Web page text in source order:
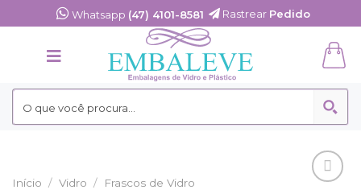
to
content
Whatsapp (47) 4101-8581 Rastrear Pedido
Início / Vidro / Frascos de Vidro